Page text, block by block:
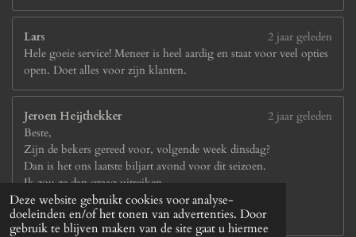
Deze website gebruikt cookies voor analyse-
doeleinden en/of het tonen van advertenties. Door
gebruik te blijven maken van de site gaat u hiermee
Lars
2 jaar geleden
Hele goeie service! Meneer is heel aardig en staat voor veel opties
open. Doet alles voor zijn klanten.
Jeroen Heijthekker
2 jaar geleden
Beste,
Zijn de bekers gereed voor, volgende week dinsdag?
Dan is het ons laatste biljart avond voor dit seizoen.
Ik zou ze dan graag uitreiken.
Mvg Jeroen Heijthekker
Penningmeester van het sterretje